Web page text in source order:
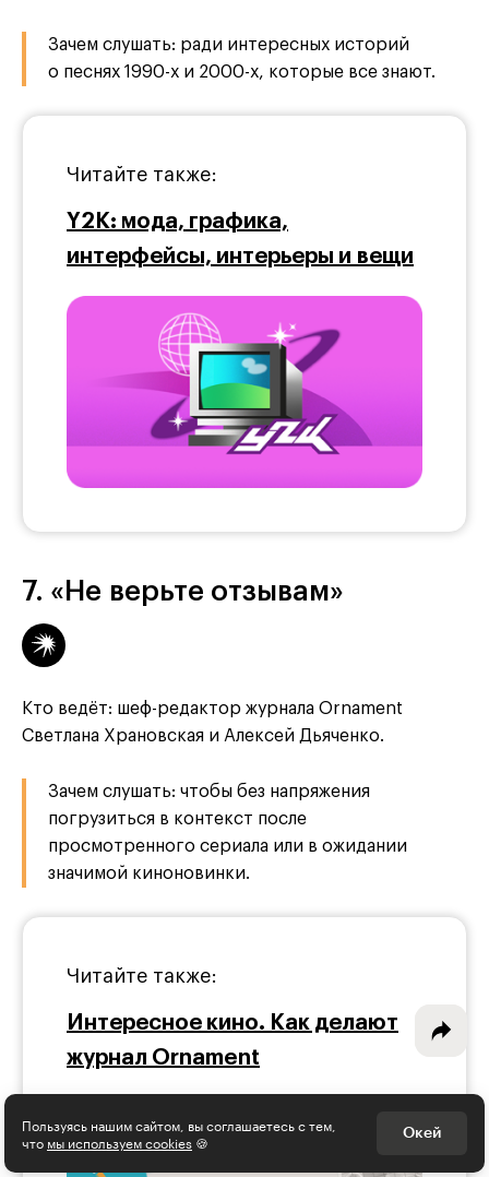
Зачем слушать: ради интересных историй
о песнях 1990-х и 2000-х, которые все знают.
Читайте также:
Y2K: мода, графика,
интерфейсы, интерьеры и вещи
7. «Не верьте отзывам»
Кто ведёт: шеф-редактор журнала Ornament
Светлана Храновская и Алексей Дьяченко.
Зачем слушать: чтобы без напряжения
погрузиться в контекст после
просмотренного сериала или в ожидании
значимой киноновинки.
Читайте также:
Интересное кино. Как делают
журнал Ornament
Пользуясь нашим сайтом, вы соглашаетесь с тем,
что мы используем cookies 🍪 Окей
Интересное - на почту!
Выберите тему рассылки
и получите 5 бесплатных курсов:
Программирование
Разработка игр
Психология, общество
Маркетинг